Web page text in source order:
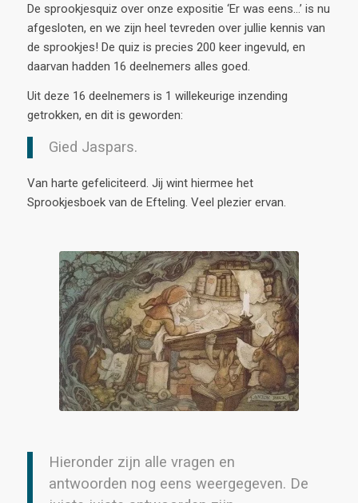
De sprookjesquiz over onze expositie ‘Er was eens…’ is nu
afgesloten, en we zijn heel tevreden over jullie kennis van
de sprookjes! De quiz is precies 200 keer ingevuld, en
daarvan hadden 16 deelnemers alles goed.
Uit deze 16 deelnemers is 1 willekeurige inzending
getrokken, en dit is geworden:
Gied Jaspars.
Van harte gefeliciteerd. Jij wint hiermee het
Sprookjesboek van de Efteling. Veel plezier ervan.
Hieronder zijn alle vragen en
antwoorden nog eens weergegeven. De